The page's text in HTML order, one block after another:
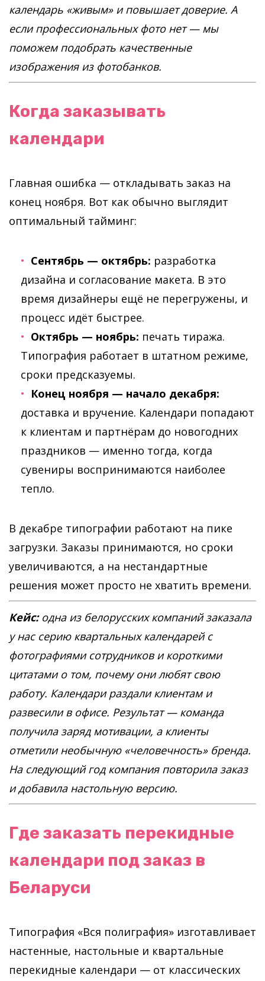
календарь «живым» и повышает доверие. А
если профессиональных фото нет — мы
поможем подобрать качественные
изображения из фотобанков.
Когда заказывать
календари
Главная ошибка — откладывать заказ на
конец ноября. Вот как обычно выглядит
оптимальный тайминг:
Сентябрь — октябрь: разработка
дизайна и согласование макета. В это
время дизайнеры ещё не перегружены, и
процесс идёт быстрее.
Октябрь — ноябрь: печать тиража.
Типография работает в штатном режиме,
сроки предсказуемы.
Конец ноября — начало декабря:
доставка и вручение. Календари попадают
к клиентам и партнёрам до новогодних
праздников — именно тогда, когда
сувениры воспринимаются наиболее
тепло.
В декабре типографии работают на пике
загрузки. Заказы принимаются, но сроки
увеличиваются, а на нестандартные
решения может просто не хватить времени.
Кейс:одна из белорусских компаний заказала
у нас серию квартальных календарей с
фотографиями сотрудников и короткими
цитатами о том, почему они любят свою
работу. Календари раздали клиентам и
развесили в офисе. Результат — команда
получила заряд мотивации, а клиенты
отметили необычную «человечность» бренда.
На следующий год компания повторила заказ
и добавила настольную версию.
Где заказать перекидные
календари под заказ в
Беларуси
Типография «Вся полиграфия» изготавливает
настенные, настольные и квартальные
перекидные календари — от классических